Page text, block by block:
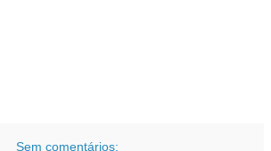
Sem comentários: